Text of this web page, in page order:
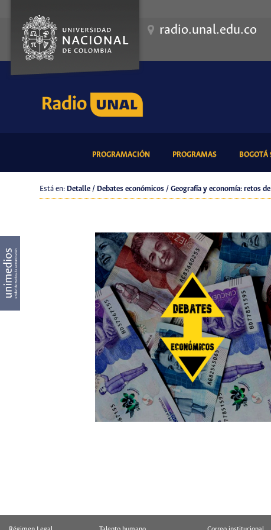
radio.unal.edu.co
PROGRAMACIÓN(CURRENT)PROGRAMAS(CURRENT)
Está en: Detalle / Debates económicos / Geografía y economía: retos